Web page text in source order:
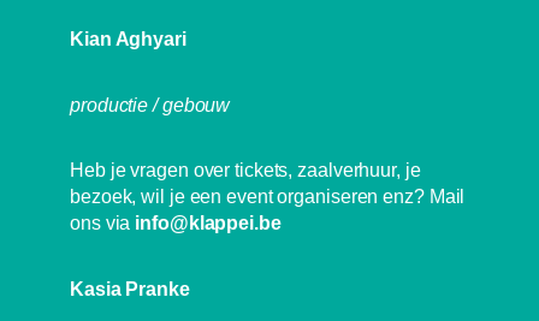
Kian Aghyari
productie / gebouw
Heb je vragen over tickets, zaalverhuur, je
bezoek, wil je een event organiseren enz? Mail
ons via info@klappei.be
Kasia Pranke